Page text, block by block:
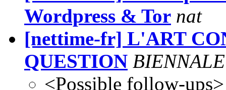
Wordpress & Tor nat
[nettime-fr] L'ART
QUESTION
<Possible follow-ups>